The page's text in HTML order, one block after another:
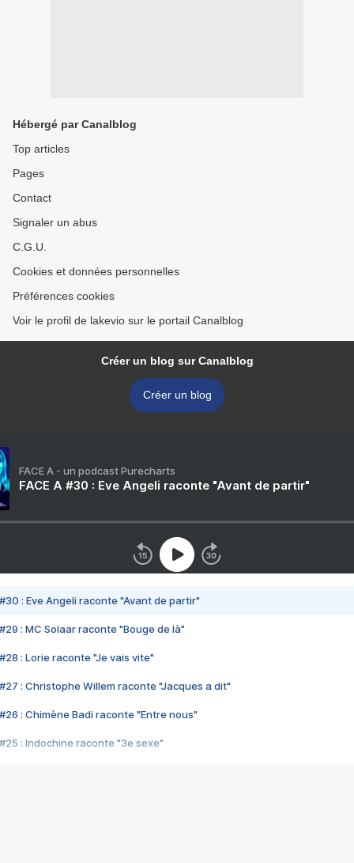
Hébergé par Canalblog
Top articles
Pages
Contact
Signaler un abus
C.G.U.
Cookies et données personnelles
Préférences cookies
Voir le profil de lakevio sur le portail Canalblog
Créer un blog sur Canalblog
Créer un blog
FACE A - un podcast Purecharts
FACE A #30 : Eve Angeli raconte "Avant de partir"
#30 : Eve Angeli raconte "Avant de partir"
#29 : MC Solaar raconte "Bouge de là"
#28 : Lorie raconte "Je vais vite"
#27 : Christophe Willem raconte "Jacques a dit"
#26 : Chimène Badi raconte "Entre nous"
#25 : Indochine raconte "3e sexe"